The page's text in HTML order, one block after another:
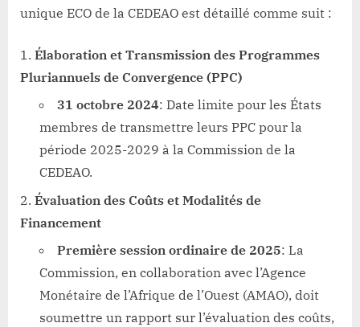
unique ECO de la CEDEAO est détaillé comme suit :
Élaboration et Transmission des Programmes
Pluriannuels de Convergence (PPC)
31 octobre 2024: Date limite pour les États
membres de transmettre leurs PPC pour la
période 2025-2029 à la Commission de la
CEDEAO.
Évaluation des Coûts et Modalités de
Financement
Première session ordinaire de 2025: La
Commission, en collaboration avec l’Agence
Monétaire de l’Afrique de l’Ouest (AMAO), doit
soumettre un rapport sur l’évaluation des coûts,